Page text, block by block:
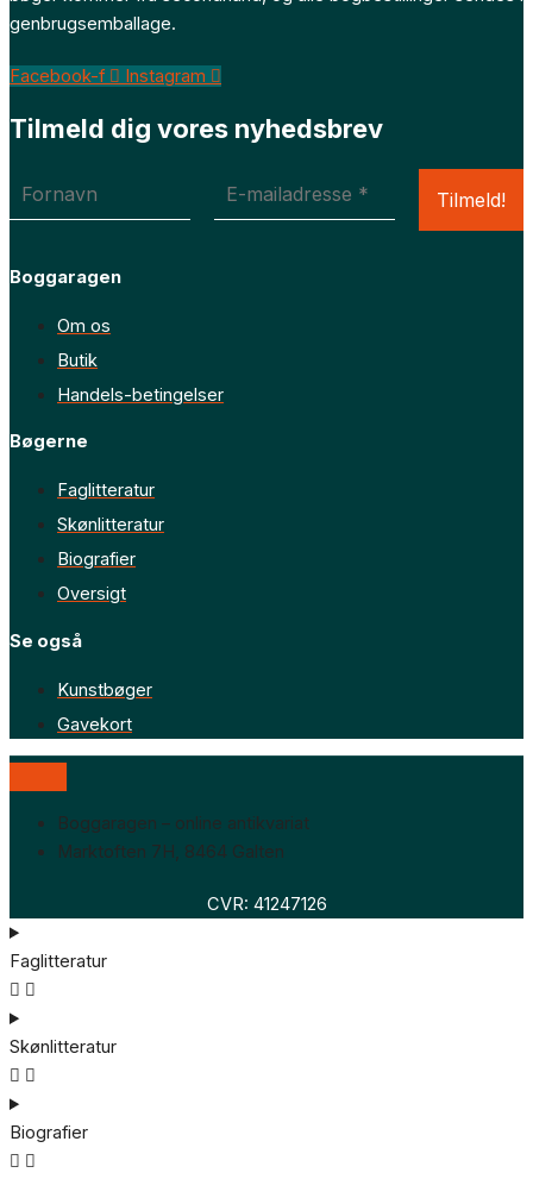
genbrugsemballage.
Facebook-f Instagram
Tilmeld dig vores nyhedsbrev
Boggaragen
Om os
Butik
Handels-betingelser
Bøgerne
Faglitteratur
Skønlitteratur
Biografier
Oversigt
Se også
Kunstbøger
Gavekort
Boggaragen – online antikvariat
Marktoften 7H, 8464 Galten
CVR: 41247126
Faglitteratur
Skønlitteratur
Biografier